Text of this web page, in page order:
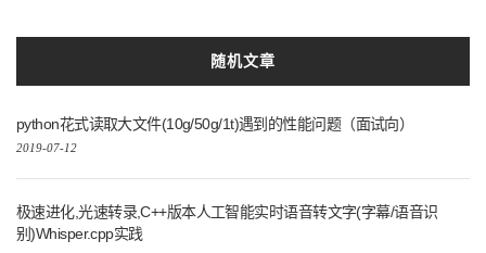
随机文章
python花式读取大文件(10g/50g/1t)遇到的性能问题（面试向）
2019-07-12
极速进化,光速转录,C++版本人工智能实时语音转文字(字幕/语音识
别)Whisper.cpp实践